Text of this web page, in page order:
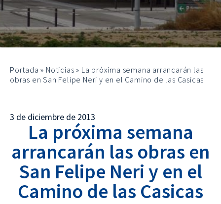
Portada » Noticias » La próxima semana arrancarán las
obras en San Felipe Neri y en el Camino de las Casicas
3 de diciembre de 2013
La próxima semana
arrancarán las obras en
San Felipe Neri y en el
Camino de las Casicas